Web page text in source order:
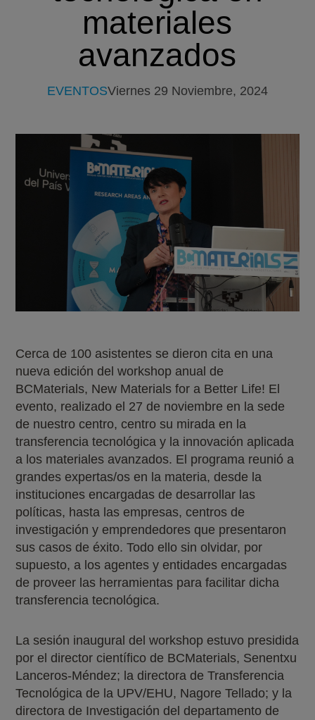
materiales
avanzados
EVENTOSViernes 29 Noviembre, 2024
Cerca de 100 asistentes se dieron cita en una
nueva edición del workshop anual de
BCMaterials, New Materials for a Better Life! El
evento, realizado el 27 de noviembre en la sede
de nuestro centro, centro su mirada en la
transferencia tecnológica y la innovación aplicada
a los materiales avanzados. El programa reunió a
grandes expertas/os en la materia, desde la
instituciones encargadas de desarrollar las
políticas, hasta las empresas, centros de
investigación y emprendedores que presentaron
sus casos de éxito. Todo ello sin olvidar, por
supuesto, a los agentes y entidades encargadas
de proveer las herramientas para facilitar dicha
transferencia tecnológica.
La sesión inaugural del workshop estuvo presidida
por el director científico de BCMaterials, Senentxu
Lanceros-Méndez; la directora de Transferencia
Tecnológica de la UPV/EHU, Nagore Tellado; y la
directora de Investigación del departamento de